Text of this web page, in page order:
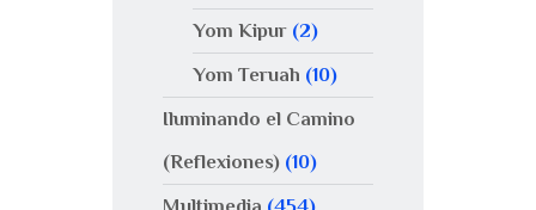
Yom Kipur(2)
Yom Teruah (10)
Iluminando el Camino
(Reflexiones) (10)